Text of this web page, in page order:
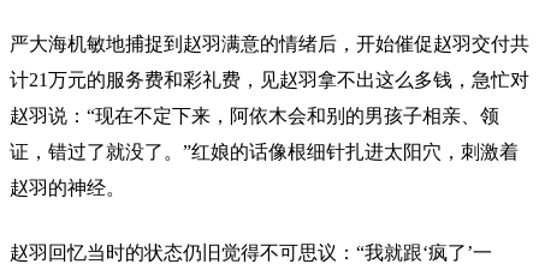
严大海机敏地捕捉到赵羽满意的情绪后，开始催促赵羽交付共
计21万元的服务费和彩礼费，见赵羽拿不出这么多钱，急忙对
赵羽说：“现在不定下来，阿依木会和别的男孩子相亲、领
证，错过了就没了。”红娘的话像根细针扎进太阳穴，刺激着
赵羽的神经。
赵羽回忆当时的状态仍旧觉得不可思议：“我就跟‘疯了’一